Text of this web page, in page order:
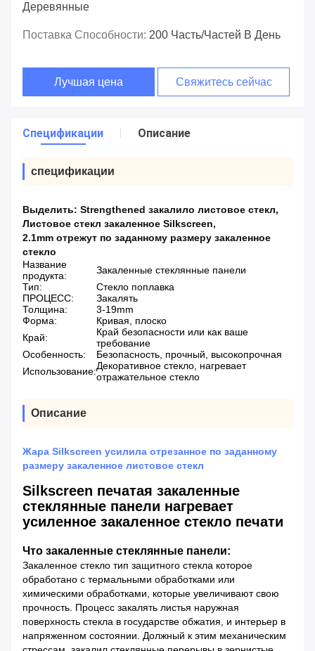
Деревянные
Поставка Способности: 200 Часть/частей В День
Лучшая цена Свяжитесь сейчас
Спецификации Описание
спецификации
Выделить: Strengthened закалило листовое стекл,
Листовое стекл закаленное Silkscreen,
2.1mm отрежут по заданному размеру закаленное
стекло
Название
продукта:
Закаленные стеклянные панели
Тип:
Стекло поплавка
ПРОЦЕСС:
Закалять
Толщина:
3-19mm
Форма:
Кривая, плоско
Край:
Край безопасности или как ваше
требование
Особенность:
Безопасность, прочный, высокопрочная
Использование:Декоративное стекло, нагревает
отражательное стекло
Описание
Жара Silkscreen усилила отрезанное по заданному
размеру закаленное листовое стекл
Silkscreen печатая закаленные
стеклянные панели нагревает
усиленное закаленное стекло печати
Что закаленные стеклянные панели:
Закаленное стекло тип защитного стекла которое
обработано с термальными обработками или
химическими обработками, которые увеличивают свою
прочность. Процесс закалять листья наружная
поверхность стекла в государстве обжатия, и интерьер в
напряженном состоянии. Должный к этим механическим